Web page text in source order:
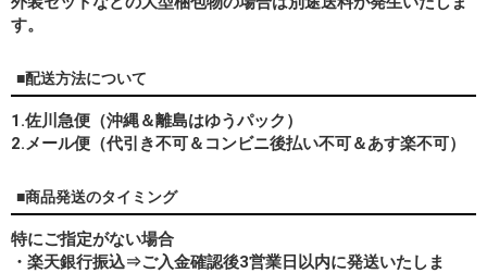
す。
■配送方法について
1.佐川急便（沖縄＆離島はゆうパック）
2.メール便（代引き不可＆コンビニ後払い不可＆あす楽不可）
■商品発送のタイミング
特にご指定がない場合
・楽天銀行振込⇒ご入金確認後3営業日以内に発送いたしま